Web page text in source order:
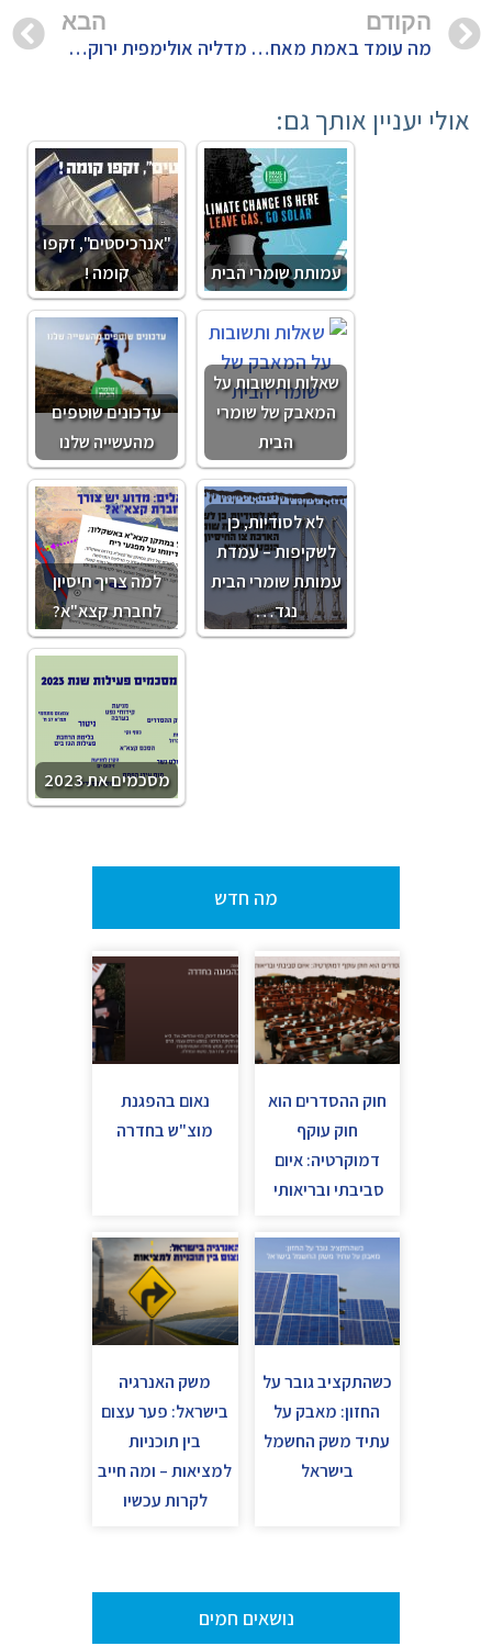
הקודם
מה עומד באמת מאחורי ההכרזה של בזן על "אסטרטגיה ירוקה"?
הבא
מדליה אולימפית ירוקה למארגני המשחקים בטוקיו
אולי יעניין אותך גם:
"אנרכיסטים", זקפו
קומה !
עמותת שומרי הבית
עדכונים שוטפים
מהעשייה שלנו
שאלות ותשובות על
המאבק של שומרי
הבית
למה צריך חיסיון
לחברת קצא"א?
לא לסודיות, כן
לשקיפות – עמדת
עמותת שומרי הבית
נגד…
מסכמים את 2023
מה חדש
חוק ההסדרים הוא
חוק עוקף
דמוקרטיה: איום
סביבתי ובריאותי
נאום בהפגנת
מוצ"ש בחדרה
כשהתקציב גובר על
החזון: מאבק על
עתיד משק החשמל
בישראל
משק האנרגיה
בישראל: פער עצום
בין תוכניות
למציאות – ומה חייב
לקרות עכשיו
נושאים חמים